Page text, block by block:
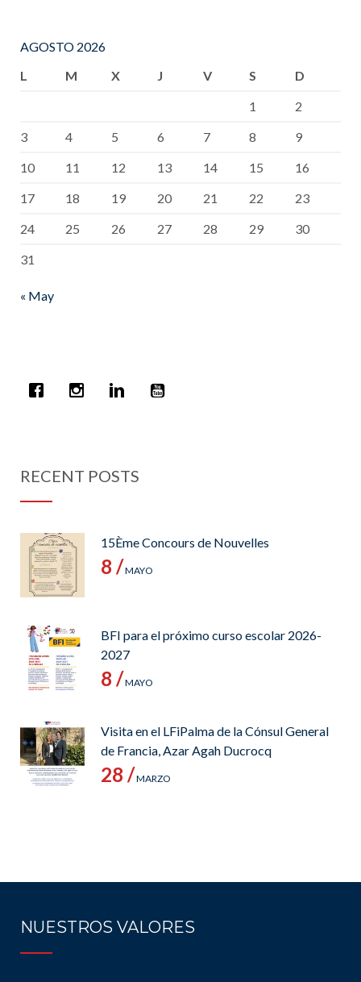
AGOSTO 2026
L
M X J V S
D
1
2
3
4 5 6 7 8
9
10
11 12 13 14 15
16
17
18 19 20 21 22
23
24
25 26 27 28 29
30
31
« May
RECENT POSTS
15Ème Concours de Nouvelles
8 /MAYO
BFI para el próximo curso escolar 2026-
2027
8 /MAYO
Visita en el LFiPalma de la Cónsul General
de Francia, Azar Agah Ducrocq
28 /MARZO
NUESTROS VALORES